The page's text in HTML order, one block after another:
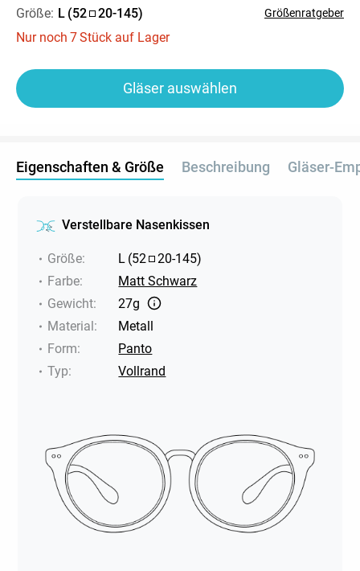
Größe: L (52 20-145) Größenratgeber
Nur noch 7Stück auf Lager
Gläser auswählen
Eigenschaften & Größe Beschreibung Gläser-
Verstellbare Nasenkissen
Größe: L (52 20-145)
Farbe:
Matt Schwarz
Gewicht:
27g
Material:
Metall
Form:
Panto
Typ: Vollrand